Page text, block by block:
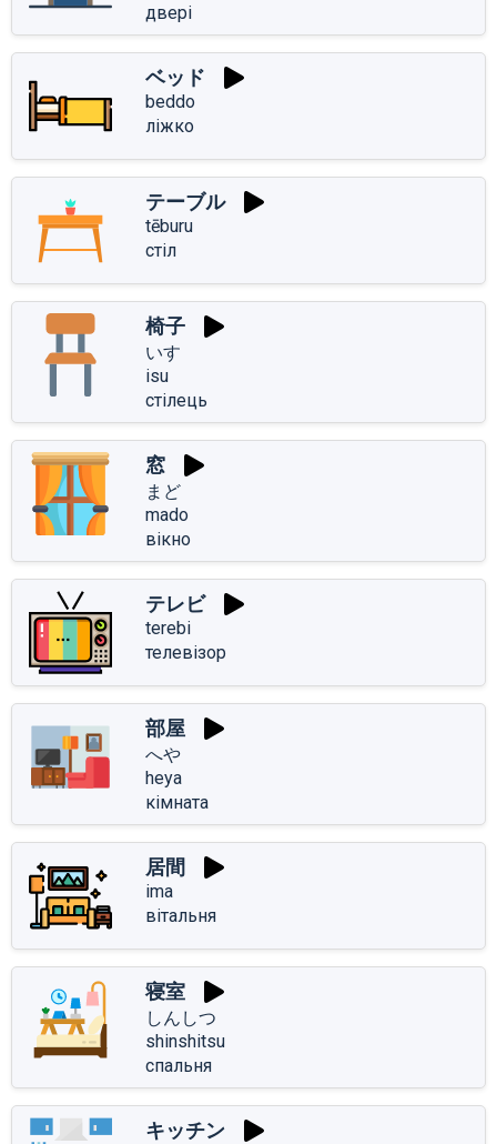
двері
ベッド
beddo
ліжко
テーブル
tēburu
стіл
椅子
いす
isu
стілець
窓
まど
mado
вікно
テレビ
terebi
телевізор
部屋
へや
heya
кімната
居間
ima
вітальня
寝室
しんしつ
shinshitsu
спальня
キッチン